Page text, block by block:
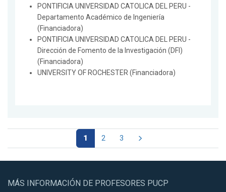
PONTIFICIA UNIVERSIDAD CATOLICA DEL PERU -
Departamento Académico de Ingeniería
(Financiadora)
PONTIFICIA UNIVERSIDAD CATOLICA DEL PERU -
Dirección de Fomento de la Investigación (DFI)
(Financiadora)
UNIVERSITY OF ROCHESTER (Financiadora)
1 2 3
MÁS INFORMACIÓN DE PROFESORES PUCP